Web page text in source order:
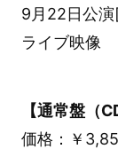
9月22日公
ライブ映像
【通常盤（
価格：￥